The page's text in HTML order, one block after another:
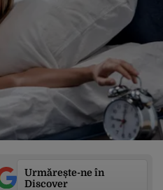
Urmărește-ne în
Discover